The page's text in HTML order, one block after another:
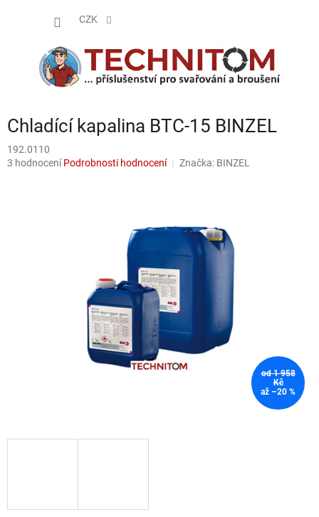
CZK
Chladící kapalina BTC-15 BINZEL
192.0110
Průměrné
3 hodnocení Podrobnosti hodnocení Značka: BINZEL
od 1 958
Kč
až –20 %